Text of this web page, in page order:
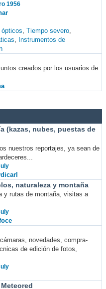
1956
Tiempo severo
Instrumentos de
creados por los usuarios de
(kazas, nubes, puestas de
nuestros reportajes, ya sean de
naturaleza y montaña
y rutas de montaña, visitas a
novedades, compra-
de edición de fotos,